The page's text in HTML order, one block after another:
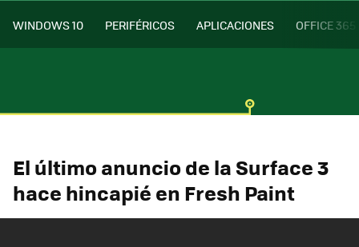
WINDOWS 10 PERIFÉRICOS APLICACIONES OFFICE 365
El último anuncio de la Surface 3
hace hincapié en Fresh Paint